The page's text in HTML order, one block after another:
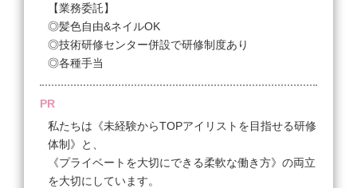
☆未経験者フルタイム
※研修期間 時給1,200円
■※デビュー1ヶ月目～6ヶ月まで時給1,200円
（働くエリアによって異なる場合有）
▼デビュー12ヶ月以降は完全歩合給45％～47％
・売上45万以上 45％
・売上50万以上 46％
・売上60万以上 47％
【業務委託】
◎髪色自由&ネイルOK
◎技術研修センター併設で研修制度あり
◎各種手当
PR
私たちは《未経験からTOPアイリストを目指せる研修
体制》と、
《プライベートを大切にできる柔軟な働き方》の両立
を大切にしています。